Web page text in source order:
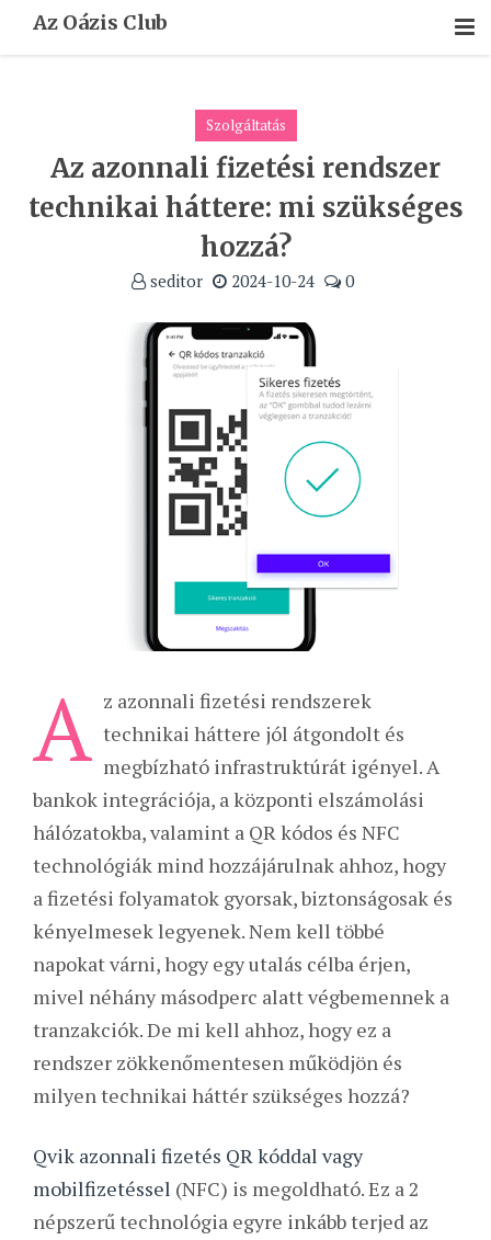
Az Oázis Club
Szolgáltatás
Az azonnali fizetési rendszer
technikai háttere: mi szükséges
hozzá?
seditor 2024-10-24 0
A z azonnali fizetési rendszerek
technikai háttere jól átgondolt és
megbízható infrastruktúrát igényel. A
bankok integrációja, a központi elszámolási
hálózatokba, valamint a QR kódos és NFC
technológiák mind hozzájárulnak ahhoz, hogy
a fizetési folyamatok gyorsak, biztonságosak és
kényelmesek legyenek. Nem kell többé
napokat várni, hogy egy utalás célba érjen,
mivel néhány másodperc alatt végbemennek a
tranzakciók. De mi kell ahhoz, hogy ez a
rendszer zökkenőmentesen működjön és
milyen technikai háttér szükséges hozzá?
Qvik azonnali fizetés QR kóddal vagy
mobilfizetéssel (NFC) is megoldható. Ez a 2
népszerű technológia egyre inkább terjed az